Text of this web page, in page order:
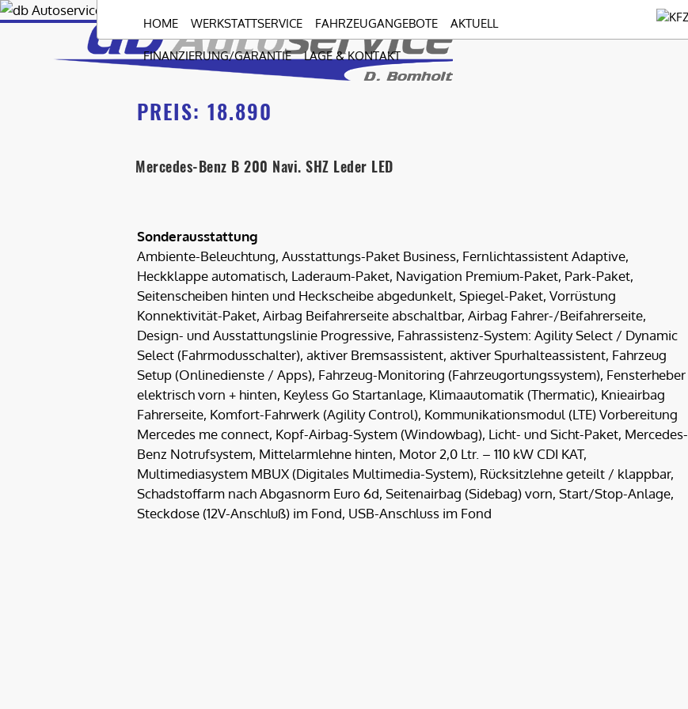
Zum
HOME WERKSTATTSERVICE FAHRZEUGANGEBOTE AKTUELL
FINANZIERUNG/GARANTIE LAGE & KONTAKT
PREIS: 18.890
Mercedes-Benz B 200 Navi. SHZ Leder LED
Sonderausstattung
Ambiente-Beleuchtung, Ausstattungs-Paket Business, Fernlichtassistent Adaptive,
Heckklappe automatisch, Laderaum-Paket, Navigation Premium-Paket, Park-Paket,
Seitenscheiben hinten und Heckscheibe abgedunkelt, Spiegel-Paket, Vorrüstung
Konnektivität-Paket, Airbag Beifahrerseite abschaltbar, Airbag Fahrer-/Beifahrerseite,
Design- und Ausstattungslinie Progressive, Fahrassistenz-System: Agility Select / Dynamic
Select (Fahrmodusschalter), aktiver Bremsassistent, aktiver Spurhalteassistent, Fahrzeug
Setup (Onlinedienste / Apps), Fahrzeug-Monitoring (Fahrzeugortungssystem), Fensterheber
elektrisch vorn + hinten, Keyless Go Startanlage, Klimaautomatik (Thermatic), Knieairbag
Fahrerseite, Komfort-Fahrwerk (Agility Control), Kommunikationsmodul (LTE) Vorbereitung
Mercedes me connect, Kopf-Airbag-System (Windowbag), Licht- und Sicht-Paket, Mercedes-
Benz Notrufsystem, Mittelarmlehne hinten, Motor 2,0 Ltr. – 110 kW CDI KAT,
Multimediasystem MBUX (Digitales Multimedia-System), Rücksitzlehne geteilt / klappbar,
Schadstoffarm nach Abgasnorm Euro 6d, Seitenairbag (Sidebag) vorn, Start/Stop-Anlage,
Steckdose (12V-Anschluß) im Fond, USB-Anschluss im Fond